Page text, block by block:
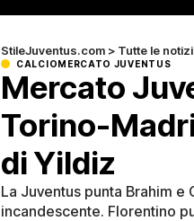
StileJuventus.com > Tutte le
CALCIOMERCATO JUVENTUS
Mercato
Torino-
di Yildiz
La Juventus punta Brahim
incandescente. Florentino